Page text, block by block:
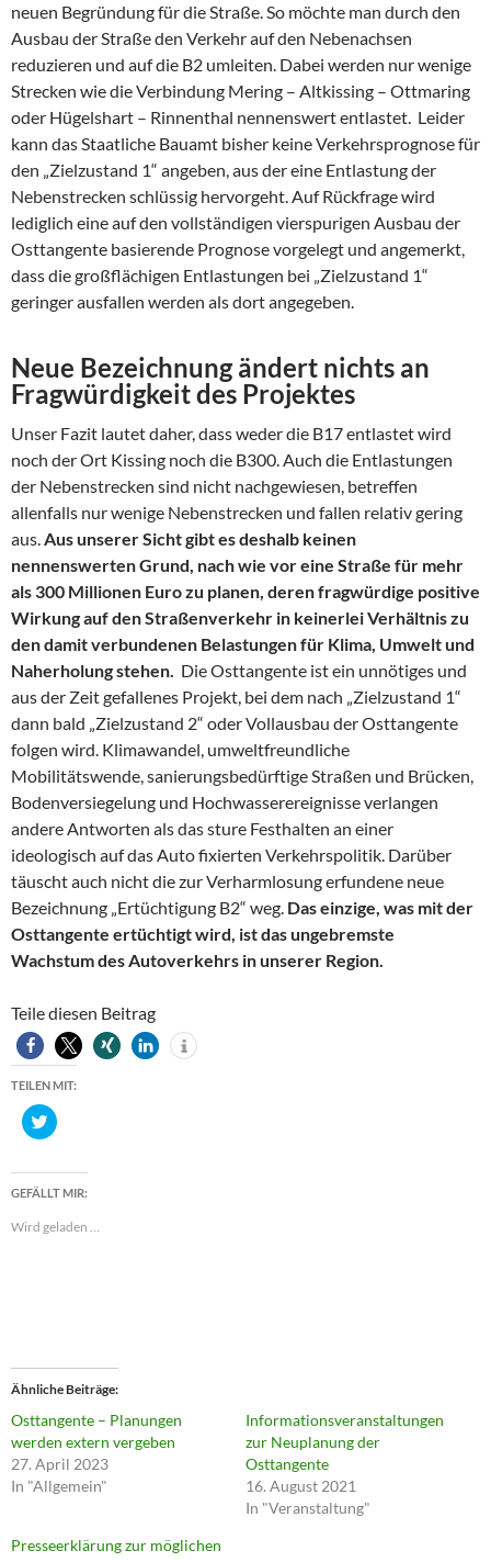
neuen Begründung für die Straße. So möchte man durch den
Ausbau der Straße den Verkehr auf den Nebenachsen
reduzieren und auf die B2 umleiten. Dabei werden nur wenige
Strecken wie die Verbindung Mering – Altkissing – Ottmaring
oder Hügelshart – Rinnenthal nennenswert entlastet. Leider
kann das Staatliche Bauamt bisher keine Verkehrsprognose für
den „Zielzustand 1“ angeben, aus der eine Entlastung der
Nebenstrecken schlüssig hervorgeht. Auf Rückfrage wird
lediglich eine auf den vollständigen vierspurigen Ausbau der
Osttangente basierende Prognose vorgelegt und angemerkt,
dass die großflächigen Entlastungen bei „Zielzustand 1“
geringer ausfallen werden als dort angegeben.
Neue Bezeichnung ändert nichts an
Fragwürdigkeit des Projektes
Unser Fazit lautet daher, dass weder die B17 entlastet wird
noch der Ort Kissing noch die B300. Auch die Entlastungen
der Nebenstrecken sind nicht nachgewiesen, betreffen
allenfalls nur wenige Nebenstrecken und fallen relativ gering
aus.Aus unserer Sicht gibt es deshalb keinen
nennenswerten Grund, nach wie vor eine Straße für mehr
als 300 Millionen Euro zu planen, deren fragwürdige positive
Wirkung auf den Straßenverkehr in keinerlei Verhältnis zu
den damit verbundenen Belastungen für Klima, Umwelt und
Naherholung stehen. Die Osttangente ist ein unnötiges und
aus der Zeit gefallenes Projekt, bei dem nach „Zielzustand 1“
dann bald „Zielzustand 2“ oder Vollausbau der Osttangente
folgen wird. Klimawandel, umweltfreundliche
Mobilitätswende, sanierungsbedürftige Straßen und Brücken,
Bodenversiegelung und Hochwasserereignisse verlangen
andere Antworten als das sture Festhalten an einer
ideologisch auf das Auto fixierten Verkehrspolitik. Darüber
täuscht auch nicht die zur Verharmlosung erfundene neue
Bezeichnung „Ertüchtigung B2“ weg. Das einzige, was mit der
Osttangente ertüchtigt wird, ist das ungebremste
Wachstum des Autoverkehrs in unserer Region.
Teile diesen Beitrag
TEILEN MIT:
K
l
k
,
u
m
ü
r
z
t
e
i
l
e
n
r
GEFÄLLT MIR:
Wird geladen …
Ähnliche Beiträge
Osttangente – Planungen
werden extern vergeben
27. April 2023
In "Allgemein"
Informationsveranstaltungen
zur Neuplanung der
Osttangente
16. August 2021
In "Veranstaltung"
Presseerklärung zur möglichen